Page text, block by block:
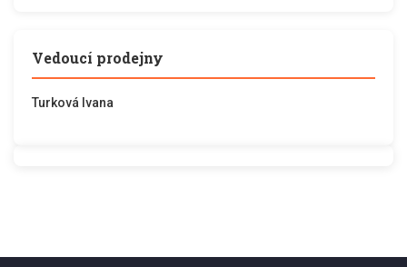
Vedoucí prodejny
Turková Ivana